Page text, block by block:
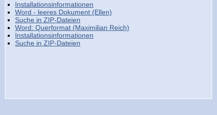
Installationsinformationen
Word - leeres Dokument (Ellen)
Suche in ZIP-Dateien
Word: Querformat (Maximilian Reich)
Installationsinformationen
Suche in ZIP-Dateien